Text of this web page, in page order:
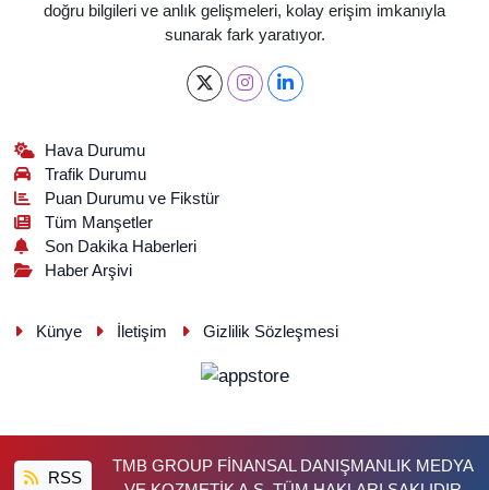
doğru bilgileri ve anlık gelişmeleri, kolay erişim imkanıyla
sunarak fark yaratıyor.
Hava Durumu
Trafik Durumu
Puan Durumu ve Fikstür
Tüm Manşetler
Son Dakika Haberleri
Haber Arşivi
Künye İletişim Gizlilik Sözleşmesi
RSS
TMB GROUP FİNANSAL DANIŞMANLIK MEDYA